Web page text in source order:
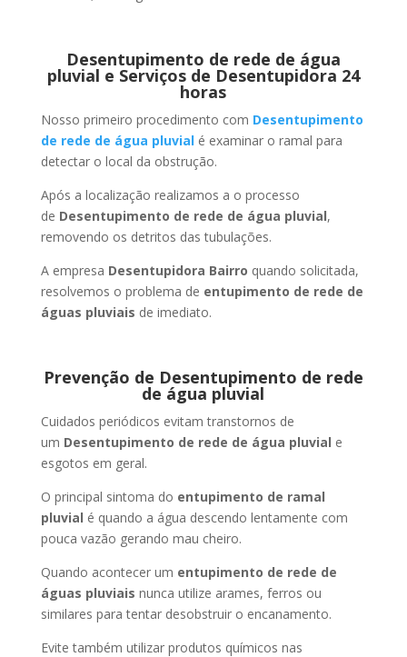
Desentupimento de rede de água
pluvial e Serviços de Desentupidora 24
horas
Nosso primeiro procedimento com Desentupimento
de rede de água pluvialé examinar o ramal para
detectar o local da obstrução.
Após a localização realizamos a o processo
de Desentupimento de rede de água pluvial,
removendo os detritos das tubulações.
A empresa Desentupidora Bairro quando solicitada,
resolvemos o problema de entupimento de rede de
águas pluviais de imediato.
Prevenção de Desentupimento de rede
de água pluvial
Cuidados periódicos evitam transtornos de
um Desentupimento de rede de água pluvial e
esgotos em geral.
O principal sintoma do entupimento de ramal
pluvial é quando a água descendo lentamente com
pouca vazão gerando mau cheiro.
Quando acontecer um entupimento de rede de
águas pluviais nunca utilize arames, ferros ou
similares para tentar desobstruir o encanamento.
Evite também utilizar produtos químicos nas